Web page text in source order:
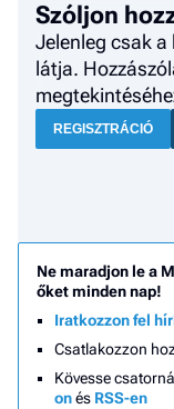
Szóljon
Jelenleg csak a
látja.
REGISZTRÁCIÓ
Ne maradjon le a
őket minden nap!
Iratkozzon fel
Csatlakozzon
Kövesse
onés RSS-en